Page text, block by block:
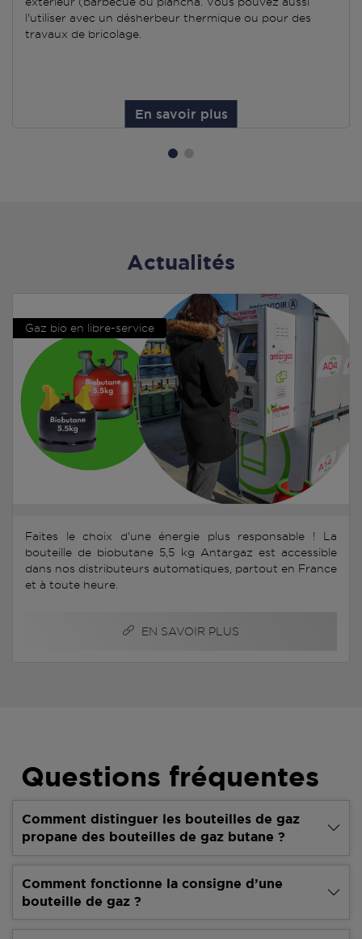
l'utiliser avec un désherbeur thermique ou pour des
travaux de bricolage.
En savoir plus
Actualités
Gaz bio en libre-service
Faites le choix d'une énergie plus responsable ! La
bouteille de biobutane 5,5 kg Antargaz est accessible
dans nos distributeurs automatiques, partout en France
et à toute heure.
EN SAVOIR PLUS
Questions fréquentes
Comment distinguer les bouteilles de gaz
propane des bouteilles de gaz butane ?
Comment fonctionne la consigne d’une
bouteille de gaz ?